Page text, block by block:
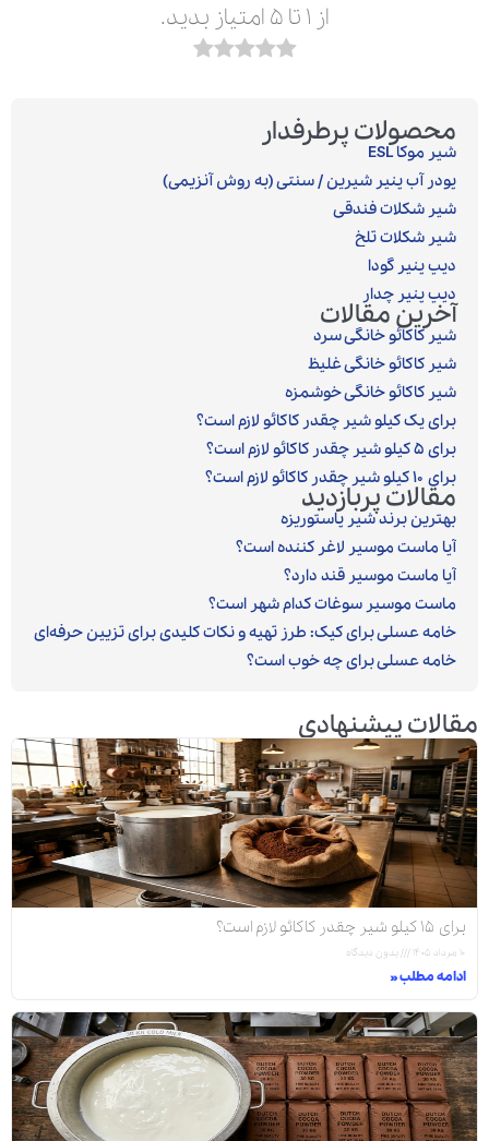
از ۱ تا ۵ امتیاز بدید.
محصولات پرطرفدار
شیر موکا ESL
پودر آب پنیر شیرین / سنتی (به روش آنزیمی)‎
شیر شکلات فندقی
شیر شکلات تلخ
دیپ پنیر گودا
دیپ پنیر چدار
آخرین مقالات
شیر کاکائو خانگی سرد
شیر کاکائو خانگی غلیظ
شیر کاکائو خانگی خوشمزه
برای یک کیلو شیر چقدر کاکائو لازم است؟
برای ۵ کیلو شیر چقدر کاکائو لازم است؟
برای ۱۰ کیلو شیر چقدر کاکائو لازم است؟
مقالات پربازدید
بهترین برند شیر پاستوریزه
آیا ماست موسیر لاغر کننده است؟
آیا ماست موسیر قند دارد؟
ماست موسیر سوغات کدام شهر است؟
خامه عسلی برای کیک: طرز تهیه و نکات کلیدی برای تزیین حرفه‌ای
خامه عسلی برای چه خوب است؟
مقالات پیشنهادی
برای ۱۵ کیلو شیر چقدر کاکائو لازم است؟
۱۰ مرداد ۱۴۰۵ بدون دیدگاه
ادامه مطلب »